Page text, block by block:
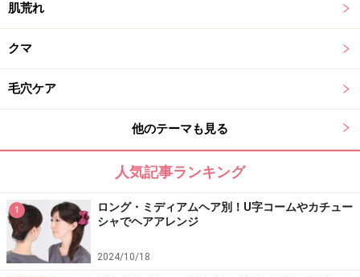
肌荒れ
クマ
毛穴ケア
他のテーマも見る
人気記事ランキング
1
ロング・ミディアムヘア別！U字コームやカチュー
シャでヘアアレンジ
2024/10/18